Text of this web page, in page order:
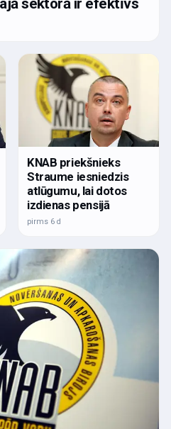
sektorā ir efektīvs
KNAB priekšnieks
Straume iesniedzis
atlūgumu, lai dotos
izdienas pensijā
pirms 6 d